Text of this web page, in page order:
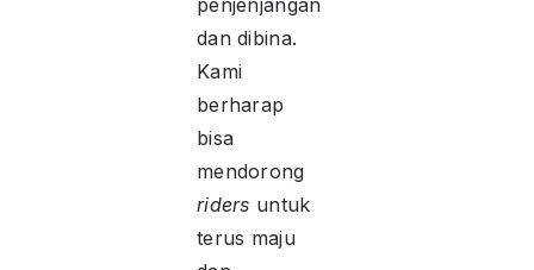
penjenjangan
dan dibina.
Kami
berharap
bisa
mendorong
riders untuk
terus maju